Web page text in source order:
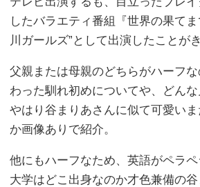
したバラエティ番組『世界の果て
川ガールズ”として出演したことが
父親または母親のどちらがハーフ
わった馴れ初めについてや、どんな
やはり谷まりあさんに似て可愛い
か画像ありで紹介。
他にもハーフなため、英語がペラペ
大学はどこ出身なのか才色兼備の